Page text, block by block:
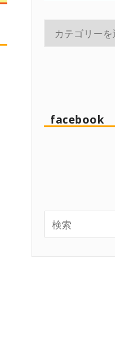
facebook